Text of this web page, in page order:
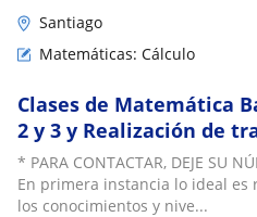
Santiago
Matemáticas: Cálculo
Clases de Matemática
2 y 3 y Realización de
número en los
* PARA CONTACTAR, DEJE SU
En primera instancia lo ideal
los conocimientos y nive...